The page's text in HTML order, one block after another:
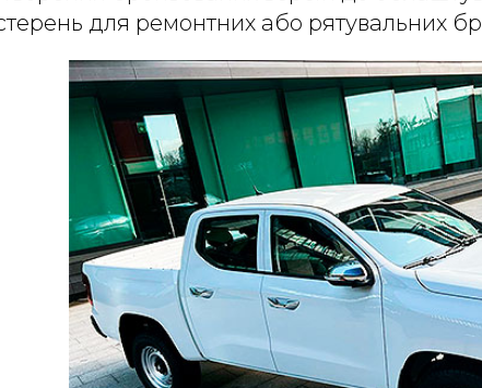
для ремонтних або рятувальних